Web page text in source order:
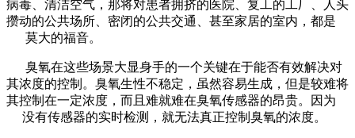
病毒、清洁空气，那将对患者拥挤的医院、复工的工厂、人头
攒动的公共场所、密闭的公共交通、甚至家居的室内，都是
莫大的福音。
臭氧在这些场景大显身手的一个关键在于能否有效解决对
其浓度的控制。臭氧生性不稳定，虽然容易生成，但是较难将
其控制在一定浓度，而且难就难在臭氧传感器的昂贵。因为
没有传感器的实时检测，就无法真正控制臭氧的浓度。